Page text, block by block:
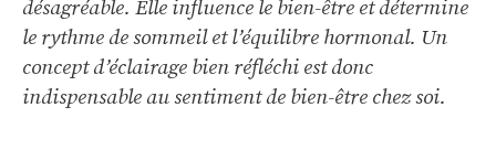
désagréable. Elle influence le bien-être et détermine
le rythme de sommeil et l’équilibre hormonal. Un
concept d’éclairage bien réfléchi est donc
indispensable au sentiment de bien-être chez soi.